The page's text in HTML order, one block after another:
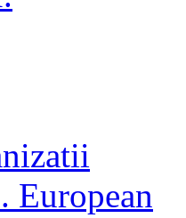
European